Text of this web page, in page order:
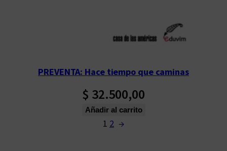
PREVENTA: Hace tiempo que caminas
$ 32.500,00
Añadir al carrito
1 2 →